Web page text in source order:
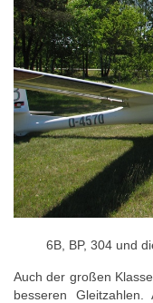
6B, BP, 304 und
Auch der großen
besseren